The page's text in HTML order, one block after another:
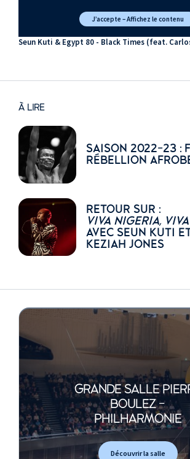
J’accepte – Affichez le contenu
Seun Kuti & Egypt 80 - Black Times (feat.
À LIRE
SAISON 2022-23 :
RÉBELLION
RETOUR SUR :
VIVA NIGERIA,
AVEC SEUN KUTI
KEZIAH JONES
GRANDE SALLE
BOULEZ -
PHILHARMONIE
Découvrir la salle